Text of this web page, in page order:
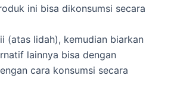
ini bisa dikonsumsi secara
(atas lidah), kemudian biarkan
lainnya bisa dengan
cara konsumsi secara